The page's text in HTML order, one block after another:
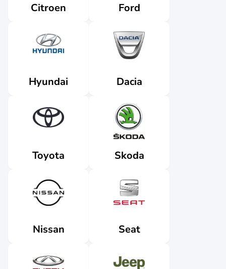
Citroen Ford
Hyundai Dacia
Toyota Skoda
Nissan Seat